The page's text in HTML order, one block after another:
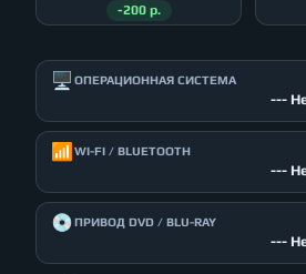
-200 р.
🖥️ ОПЕРАЦИОННАЯ СИСТЕМА
---
📶 WI-FI / BLUETOOTH
---
💿ПРИВОД DVD / BLU-RAY
---